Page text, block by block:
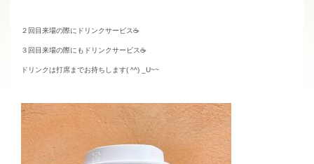
２回目来場の際にドリンクサービス☕
３回目来場の際にもドリンクサービス☕
ドリンクは打席までお持ちします( ^^) _U~~